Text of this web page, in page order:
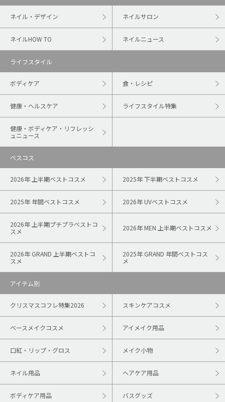
ネイル・デザイン ネイルサロン
ネイルHOW TO ネイルニュース
ライフスタイル
ボディケア 食・レシピ
健康・ヘルスケア ライフスタイル特集
健康・ボディケア・リフレッシ
ュニュース
ベスコス
2026年 上半期ベストコスメ 2025年 下半期ベストコスメ
2025年 年間ベストコスメ 2026年 UVベストコスメ
2026年 上半期プチプラベストコ
スメ
2026年 MEN 上半期ベストコスメ
2026年 GRAND 上半期ベストコ
スメ
2025年 GRAND 年間ベストコス
メ
アイテム別
クリスマスコフレ特集2026 スキンケアコスメ
ベースメイクコスメ アイメイク用品
口紅・リップ・グロス メイク小物
ネイル用品 ヘアケア用品
ボディケア用品 バスグッズ